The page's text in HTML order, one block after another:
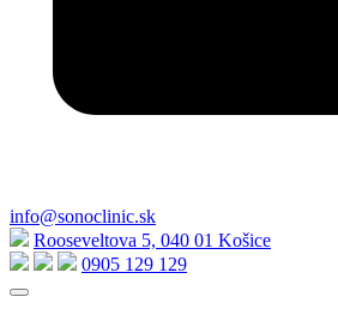
info@sonoclinic.sk
Rooseveltova 5, 040 01 Košice
0905 129 129